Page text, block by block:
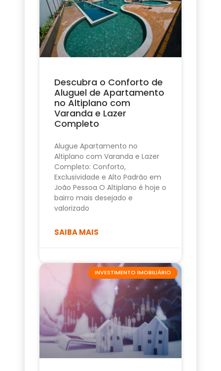
Descubra o Conforto de
Aluguel de Apartamento
no Altiplano com
Varanda e Lazer
Completo
Alugue Apartamento no
Altiplano com Varanda e Lazer
Completo: Conforto,
Exclusividade e Alto Padrão em
João Pessoa O Altiplano é hoje o
bairro mais desejado e
valorizado
SAIBA MAIS
INVESTIMENTO IMOBILIÁRIO